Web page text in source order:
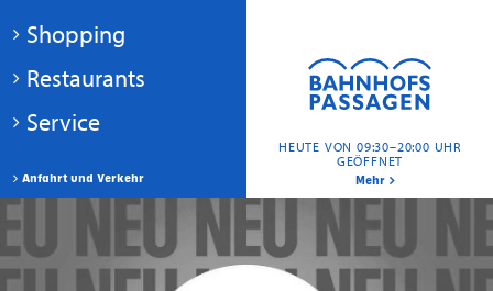
HEUTE VON 09:30–20:00 UHR
GEÖFFNET
Mehr
Anfahrt und Verkehr
Shopping
Restaurants
Service